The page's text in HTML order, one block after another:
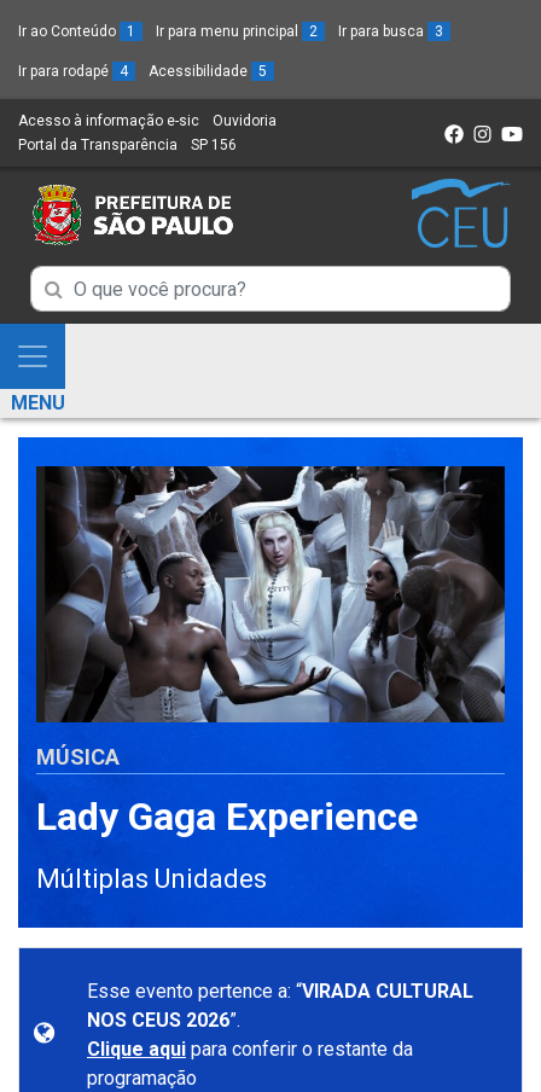
Ir ao Conteúdo 1 Ir para menu principal 2 Ir para busca 3
Ir para rodapé 4 Acessibilidade 5
Acesso à informação e-sic (Link
para
novo
sítio)
Ouvidoria
Portal da Transparência (Link
um
novo
SP 156
Campo
de
Busca
de
informações
Campo
de
de
informações
Mostra
e
Esconde
Menu
MENU
MÚSICA
Lady Gaga Experience
Múltiplas Unidades
Esse evento pertence a: “VIRADA CULTURAL
NOS CEUS 2026”.
Clique aqui para conferir o restante da
programação